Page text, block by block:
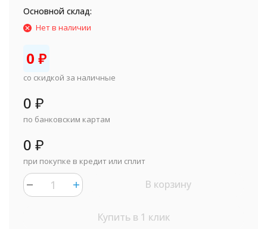
Основной склад:
Нет в наличии
0 ₽
со скидкой за наличные
0 ₽
по банковским картам
0 ₽
при покупке в кредит или сплит
В корзину
Купить в 1 клик